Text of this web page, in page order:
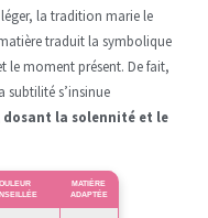
la tradition marie le
traduit la symbolique
le moment présent. De fait,
subtilité s’insinue
dosant la solennité et le
MATIÈRE
ADAPTÉE